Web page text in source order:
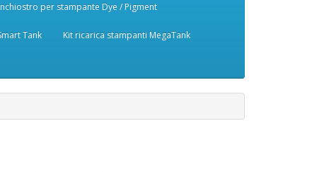
per stampante Dye / Pigment
Tank Kit ricarica stampanti MegaTank